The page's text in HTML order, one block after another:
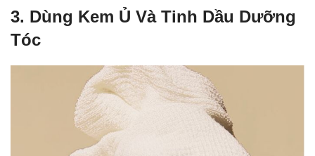
3. Dùng Kem Ủ Và Tinh Dầu Dưỡng
Tóc